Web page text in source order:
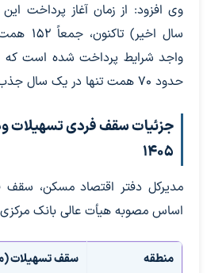
وی افزود: از زمان آغاز پرداخت
سال
واجد شرایط پرداخت شده است که
حدود ۷۰ همت تنها در یک سال جذب شد.
جزئیات سقف فردی تسهیلات
۱۴۰۵
مدیرکل دفتر اقتصاد مسکن، سقف
اساس مصوبه هیأت عالی بانک مرکزی
منطقه سقف تسهیلات